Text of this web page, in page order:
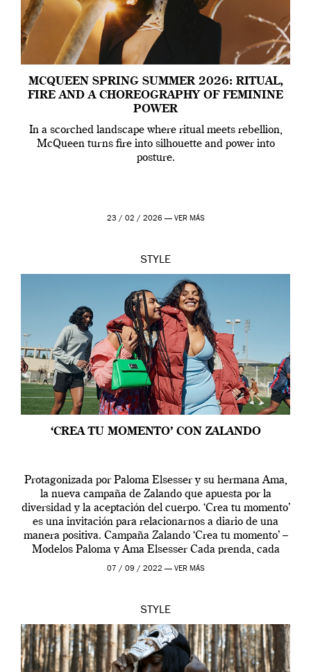
MCQUEEN SPRING SUMMER 2026: RITUAL,
FIRE AND A CHOREOGRAPHY OF FEMININE
POWER
In a scorched landscape where ritual meets rebellion,
McQueen turns fire into silhouette and power into
posture.
23 / 02 / 2026 — VER MÁS
STYLE
‘CREA TU MOMENTO’ CON ZALANDO
Protagonizada por Paloma Elsesser y su hermana Ama,
la nueva campaña de Zalando que apuesta por la
diversidad y la aceptación del cuerpo. ‘Crea tu momento’
es una invitación para relacionarnos a diario de una
manera positiva. Campaña Zalando ‘Crea tu momento’ –
Modelos Paloma y Ama Elsesser Cada prenda, cada
outfit, cada momento, caracteriza […]
07 / 09 / 2022 — VER MÁS
STYLE